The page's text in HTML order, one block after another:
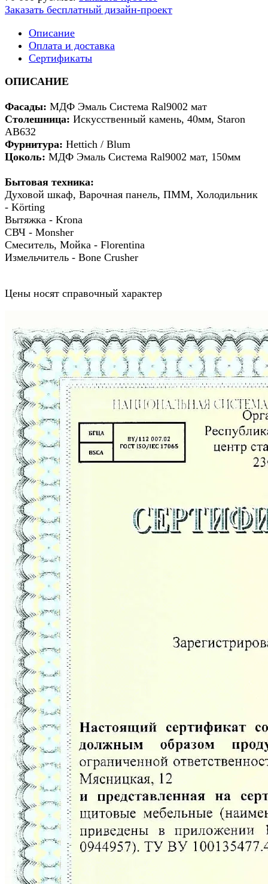
Заказать бесплатный дизайн-проект
Описание
Оплата и доставка
Сертификаты
ОПИСАНИЕ
Фасады: МДФ Эмаль Система Ral9002 мат
Столешница: Искусственный камень, 40мм, Staron
AB632
Фурнитура: Hettich / Blum
Цоколь: МДФ Эмаль Система Ral9002 мат, 150мм
Бытовая техника:
Духовой шкаф, Варочная панель, ПММ, Холодильник
- Körting
Вытяжка - Krona
СВЧ - Monsher
Смеситель, Мойка - Florentina
Измельчитель - Bone Crusher
Цены носят справочный характер